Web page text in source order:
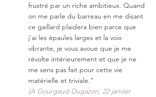
frustré par un riche ambitieux. Quand
on me parle du barreau en me disant
ce gaillard plaidera bien parce que
j'ai les épaules larges et la voix
vibrante, je vous avoue que je me
révolte intérieurement et que je ne
me sens pas fait pour cette vie
matérielle et triviale."
(A Gourgaud-Dugazon, 22 janvier